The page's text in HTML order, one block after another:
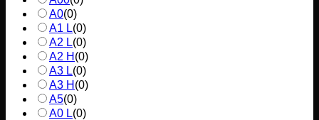
A0(0)
A1 L(0)
A2 L(0)
A2 H (0)
A3 L(0)
A3 H (0)
A5(0)
A0 L(0)